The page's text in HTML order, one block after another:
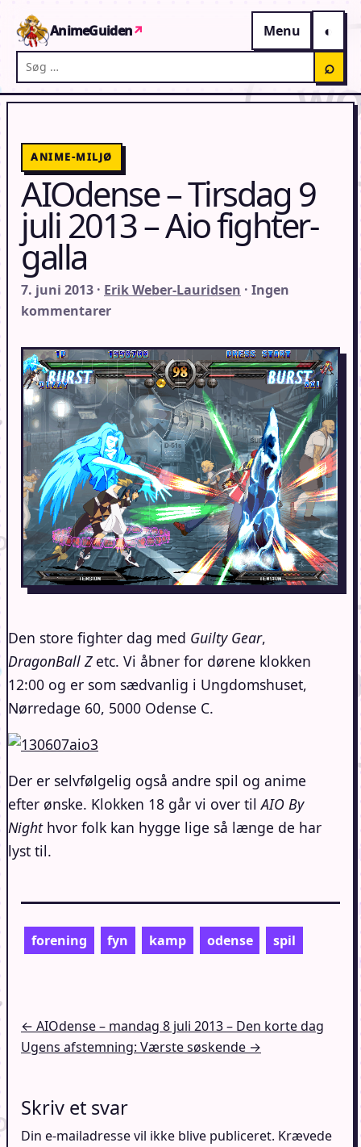
AnimeGuiden↗
Menu
Søg på AnimeGuiden
⌕
ANIME-MILJØ
AIOdense – Tirsdag 9
juli 2013 – Aio fighter-
galla
7. juni 2013 · Erik Weber-Lauridsen · Ingen
kommentarer
Den store fighter dag med Guilty Gear,
DragonBall Zetc. Vi åbner for dørene klokken
12:00 og er som sædvanlig i Ungdomshuset,
Nørredage 60, 5000 Odense C.
Der er selvfølgelig også andre spil og anime
efter ønske. Klokken 18 går vi over tilAIO By
Nighthvor folk kan hygge lige så længe de har
lyst til.
forening fyn kamp odense spil
Indlægsnavigation
← AIOdense – mandag 8 juli 2013 – Den korte dag
Ugens afstemning: Værste søskende →
Skriv et svar
Din e-mailadresse vil ikke blive publiceret. Krævede